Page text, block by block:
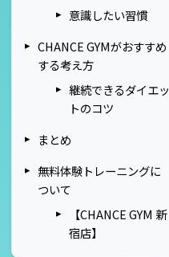
意識したい習慣
CHANCE GYMがおすすめ
する考え方
継続できるダイエッ
トのコツ
まとめ
無料体験トレーニングに
ついて
【CHANCE GYM 新
宿店】